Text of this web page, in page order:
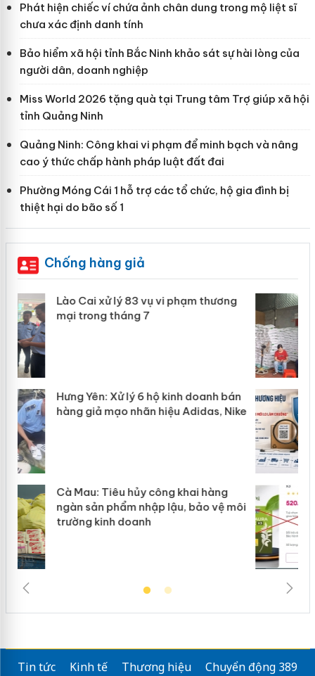
Phát hiện chiếc ví chứa ảnh chân dung trong mộ liệt sĩ
chưa xác định danh tính
Bảo hiểm xã hội tỉnh Bắc Ninh khảo sát sự hài lòng của
người dân, doanh nghiệp
Miss World 2026 tặng quà tại Trung tâm Trợ giúp xã hội
tỉnh Quảng Ninh
Quảng Ninh: Công khai vi phạm để minh bạch và nâng
cao ý thức chấp hành pháp luật đất đai
Phường Móng Cái 1 hỗ trợ các tổ chức, hộ gia đình bị
thiệt hại do bão số 1
Chống hàng giả
Lào Cai: Khởi tố 2 chủ cơ sở làm giả
hơn 22 tấn gạo Séng Cù Mường
Bảo vệ thương hiệu từ gốc: Đừng để
“mất bò mới lo làm chuồng”
Khẩn trương xác minh, xử lý sản phẩm
Slimaura Care x3 sử dụng giấy phép
giả mạo
Tin tức Kinh tế Thương hiệu
Chuyển động 389